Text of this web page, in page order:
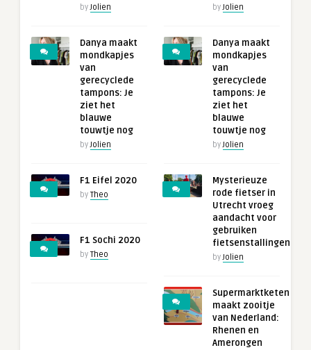
byJolien
Danya maakt
mondkapjes
van
gerecyclede
tampons: Je
ziet het
blauwe
touwtje nog
byJolien
F1 Eifel 2020
by Theo
F1 Sochi 2020
by Theo
byJolien
Danya maakt
mondkapjes
van
gerecyclede
tampons: Je
ziet het
blauwe
touwtje nog
byJolien
Mysterieuze
rode fietser in
Utrecht vroeg
aandacht voor
gebruiken
fietsenstallingen
byJolien
Supermarktketen
maakt zooitje
van Nederland:
Rhenen en
Amerongen